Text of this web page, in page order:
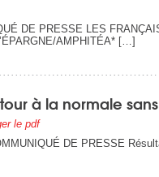
DE PRESSE LES
AMPHITÉA* […]
à la normale
le pdf
DE PRESSE